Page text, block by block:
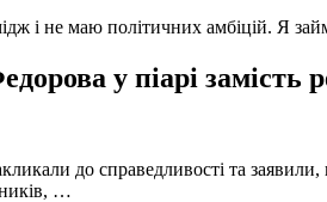
і не маю політичних амбіцій. Я
у піарі замість
до справедливості та
…